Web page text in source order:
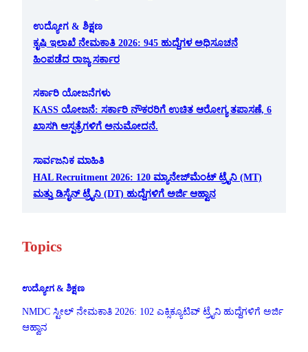
ಉದ್ಯೋಗ & ಶಿಕ್ಷಣ
ಕೃಷಿ ಇಲಾಖೆ ನೇಮಕಾತಿ 2026: 945 ಹುದ್ದೆಗಳ ಅಧಿಸೂಚನೆ
ಹಿಂಪಡೆದ ರಾಜ್ಯ ಸರ್ಕಾರ
ಸರ್ಕಾರಿ ಯೋಜನೆಗಳು
KASS ಯೋಜನೆ: ಸರ್ಕಾರಿ ನೌಕರರಿಗೆ ಉಚಿತ ಆರೋಗ್ಯ ತಪಾಸಣೆ, 6
ಖಾಸಗಿ ಆಸ್ಪತ್ರೆಗಳಿಗೆ ಅನುಮೋದನೆ.
ಸಾರ್ವಜನಿಕ ಮಾಹಿತಿ
HAL Recruitment 2026: 120 ಮ್ಯಾನೇಜ್‌ಮೆಂಟ್ ಟ್ರೈನಿ (MT)
ಮತ್ತು ಡಿಸೈನ್ ಟ್ರೈನಿ (DT) ಹುದ್ದೆಗಳಿಗೆ ಅರ್ಜಿ ಆಹ್ವಾನ
Topics
ಉದ್ಯೋಗ & ಶಿಕ್ಷಣ
NMDC ಸ್ಟೀಲ್ ನೇಮಕಾತಿ 2026: 102 ಎಕ್ಸಿಕ್ಯೂಟಿವ್ ಟ್ರೈನಿ ಹುದ್ದೆಗಳಿಗೆ ಅರ್ಜಿ
ಆಹ್ವಾನ